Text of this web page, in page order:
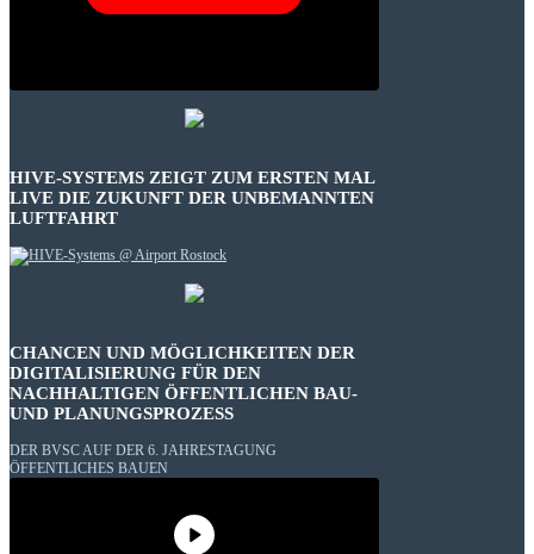
HIVE-SYSTEMS ZEIGT ZUM ERSTEN MAL
LIVE DIE ZUKUNFT DER UNBEMANNTEN
LUFTFAHRT
CHANCEN UND MÖGLICHKEITEN DER
DIGITALISIERUNG FÜR DEN
NACHHALTIGEN ÖFFENTLICHEN BAU-
UND PLANUNGSPROZESS
DER BVSC AUF DER 6. JAHRESTAGUNG
ÖFFENTLICHES BAUEN